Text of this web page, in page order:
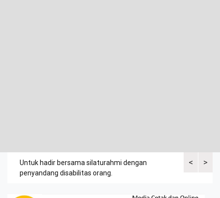
<
Untuk hadir bersama silaturahmi dengan
penyandang disabilitas orang.
Bupati>